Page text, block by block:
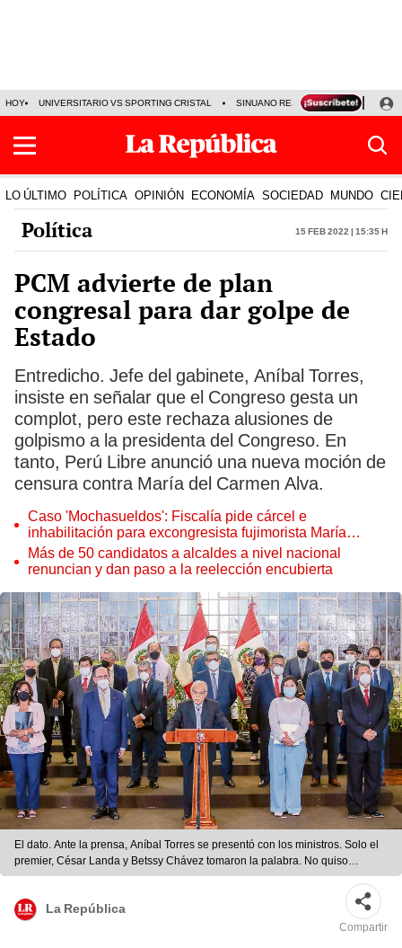
HOY UNIVERSITARIO VS SPORTING CRISTAL SINUANO RESULTADOS HOY
LO ÚLTIMO POLÍTICA OPINIÓN ECONOMÍA SOCIEDAD MUNDO
Política 15 Feb 2022 | 15:35 h
PCM advierte de plan
congresal para dar golpe de
Estado
Entredicho. Jefe del gabinete, Aníbal Torres,
insiste en señalar que el Congreso gesta un
complot, pero este rechaza alusiones de
golpismo a la presidenta del Congreso. En
tanto, Perú Libre anunció una nueva moción de
censura contra María del Carmen Alva.
Caso 'Mochasueldos': Fiscalía pide cárcel e
inhabilitación para excongresista fujimorista María
Cordero Jon Tay
Más de 50 candidatos a alcaldes a nivel nacional
renuncian y dan paso a la reelección encubierta
El dato. Ante la prensa, Aníbal Torres se presentó con los ministros. Solo el
premier, César Landa y Betssy Chávez tomaron la palabra. No quiso
responder sobre otros temas igual de relevantes. Foto: Sepres
La República
Compartir